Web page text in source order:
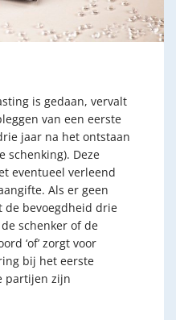
is gedaan, vervalt
van een eerste
jaar na het ontstaan
schenking). Deze
eventueel verleend
Als er geen
de bevoegdheid drie
schenker of de
‘of’ zorgt voor
bij het eerste
partijen zijn